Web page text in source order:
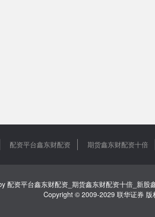
配资平台鑫东财配资 期货鑫东财配资十倍
配资平台鑫东财配资_期货鑫东财配资十倍_新股
Copyright © 2009-2029 联华证券 版